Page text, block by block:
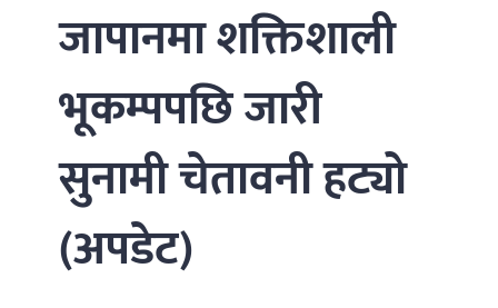
जापानमा शक्तिशाली
भूकम्पपछि जारी
सुनामी चेतावनी हट्यो
(अपडेट)